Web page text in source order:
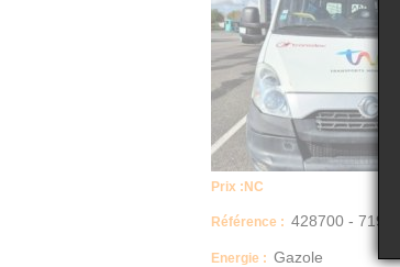
Prix : NC
Référence : 428700 - 7198
Energie : Gazole